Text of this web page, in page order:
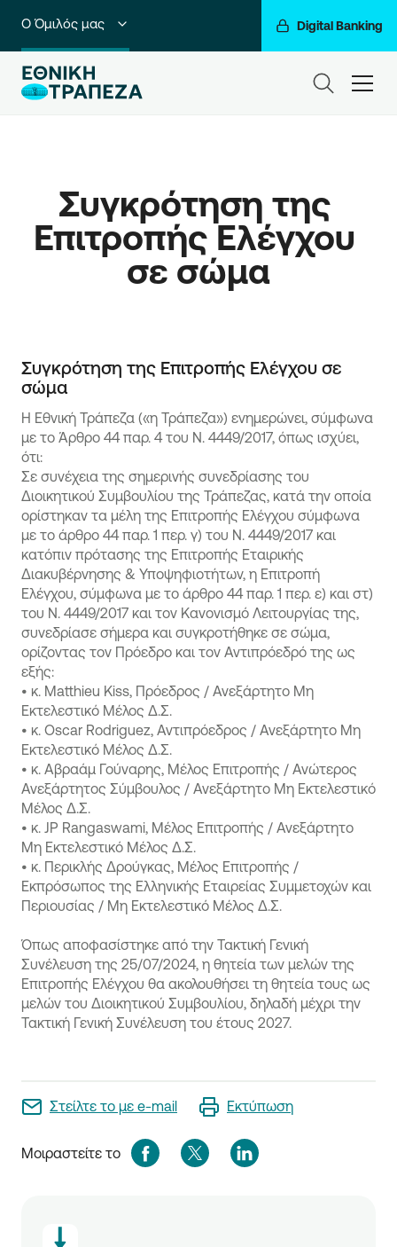
Ο Όμιλός μας Digital Banking
Ιδιώτες
Business Banking
Corporate & Investment Banking
Συγκρότηση της
Επιτροπής Ελέγχου
σε σώμα
Συγκρότηση της Επιτροπής Ελέγχου σε
σώμα
Η Εθνική Τράπεζα («η Τράπεζα») ενημερώνει, σύμφωνα
με το Άρθρο 44 παρ. 4 του Ν. 4449/2017, όπως ισχύει,
ότι:
Σε συνέχεια της σημερινής συνεδρίασης του
Διοικητικού Συμβουλίου της Τράπεζας, κατά την οποία
ορίστηκαν τα μέλη της Επιτροπής Ελέγχου σύμφωνα
με το άρθρο 44 παρ. 1 περ. γ) του Ν. 4449/2017 και
κατόπιν πρότασης της Επιτροπής Εταιρικής
Διακυβέρνησης & Υποψηφιοτήτων, η Επιτροπή
Ελέγχου, σύμφωνα με το άρθρο 44 παρ. 1 περ. ε) και στ)
του Ν. 4449/2017 και τον Κανονισμό Λειτουργίας της,
συνεδρίασε σήμερα και συγκροτήθηκε σε σώμα,
ορίζοντας τον Πρόεδρο και τον Αντιπρόεδρό της ως
εξής:
• κ. Matthieu Kiss, Πρόεδρος / Ανεξάρτητο Μη
Εκτελεστικό Μέλος Δ.Σ.
• κ. Oscar Rodriguez, Αντιπρόεδρος / Ανεξάρτητο Μη
Εκτελεστικό Μέλος Δ.Σ.
• κ. Αβραάμ Γούναρης, Μέλος Επιτροπής / Ανώτερος
Ανεξάρτητος Σύμβουλος / Ανεξάρτητο Μη Εκτελεστικό
Μέλος Δ.Σ.
• κ. JP Rangaswami, Μέλος Επιτροπής / Ανεξάρτητο
Μη Εκτελεστικό Μέλος Δ.Σ.
• κ. Περικλής Δρούγκας, Μέλος Επιτροπής /
Εκπρόσωπος της Ελληνικής Εταιρείας Συμμετοχών και
Περιουσίας / Μη Εκτελεστικό Μέλος Δ.Σ.
Όπως αποφασίστηκε από την Τακτική Γενική
Συνέλευση της 25/07/2024, η θητεία των μελών της
Επιτροπής Ελέγχου θα ακολουθήσει τη θητεία τους ως
μελών του Διοικητικού Συμβουλίου, δηλαδή μέχρι την
Τακτική Γενική Συνέλευση του έτους 2027.
Στείλτε το με e-mail Εκτύπωση
Μοιραστείτε το